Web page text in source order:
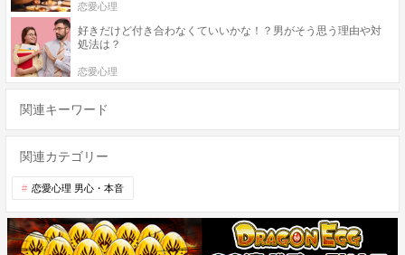
恋愛心理
好きだけど付き合わなくていいかな！？男がそう思う理由や対
処法は？
恋愛心理
関連キーワード
関連カテゴリー
恋愛心理 男心・本音